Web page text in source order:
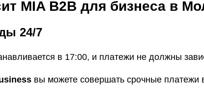
MIA B2B для бизнеса в
24/7
в 17:00, и платежи не должны
вы можете совершать срочные платежи